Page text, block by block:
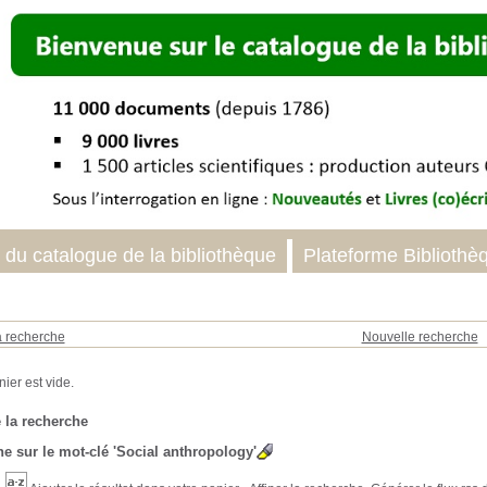
recherche Nouvelle recherche
la recherche
sur le mot-clé 'Social anthropology'
catalogue de la bibliothèque Plateforme